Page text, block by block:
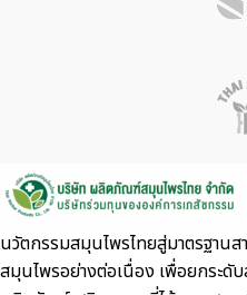
นวัตกรรมสมุนไพรไทยสู่มาตรฐา
สมุนไพรอย่างต่อเนื่อง เพื่อยกระดั